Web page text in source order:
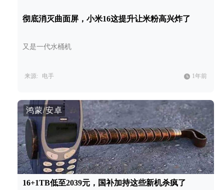
彻底消灭曲面屏，小米16这提升让米粉高兴炸了
又是一代水桶机
来源: 电手 1年前
鸿蒙/安卓
16+1TB低至2039元，国补加持这些新机杀疯了